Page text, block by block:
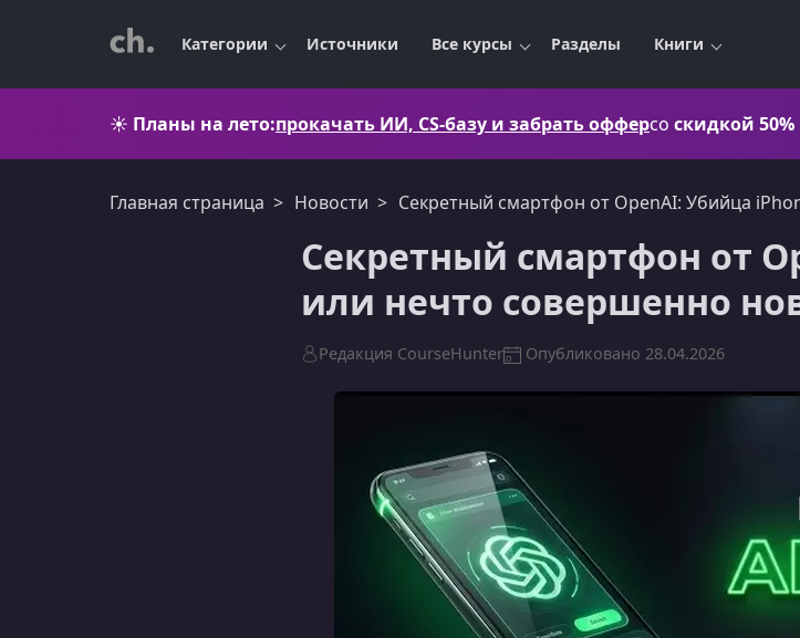
Категории Источники Все курсы Разделы Книги
☀️ Планы на лето:прокачать ИИ, CS-базу и забрать офферсо скидкой 50%
Главная страница Новости Секретный смартфон от OpenAI: Убийца
Секретный смартфон от
или нечто совершенно
Редакция CourseHunter Опубликовано 28.04.2026